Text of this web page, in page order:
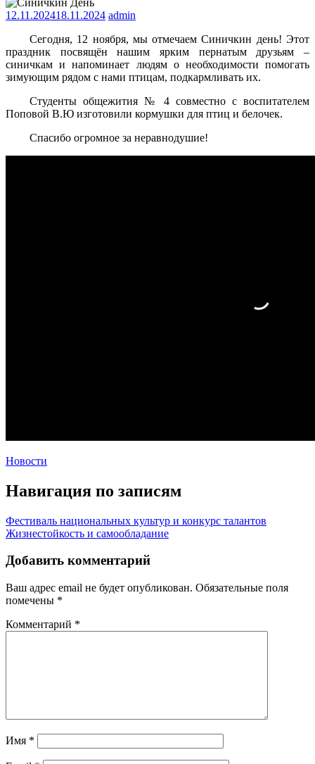
12.11.202418.11.2024 admin
Сегодня, 12 ноября, мы отмечаем Синичкин день! Этот
праздник посвящён нашим ярким пернатым друзьям –
синичкам и напоминает людям о необходимости помогать
зимующим рядом с нами птицам, подкармливать их.
Студенты общежития № 4 совместно с воспитателем
Поповой В.Ю изготовили кормушки для птиц и белочек.
Спасибо огромное за неравнодушие!
Новости
Навигация по записям
Фестиваль национальных культур и конкурс талантов
Жизнестойкость и самообладание
Добавить комментарий
Ваш адрес email не будет опубликован. Обязательные поля
помечены *
Комментарий *
Имя *